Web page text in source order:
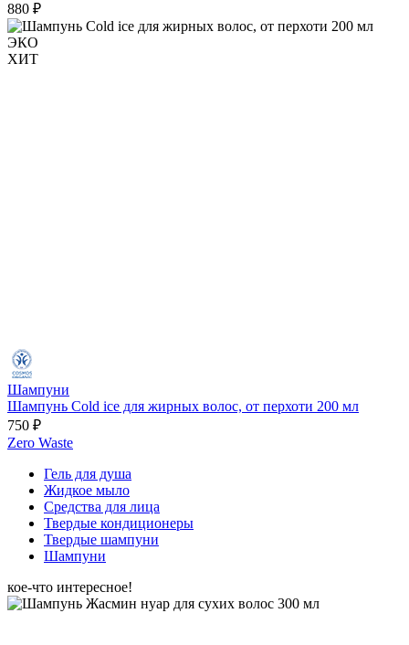
880 ₽
ЭКО
ХИТ
Шампуни
Шампунь Cold ice для жирных волос, от перхоти 200 мл
750 ₽
Zero Waste
Гель для душа
Жидкое мыло
Средства для лица
Твердые кондиционеры
Твердые шампуни
Шампуни
кое-что интересное!